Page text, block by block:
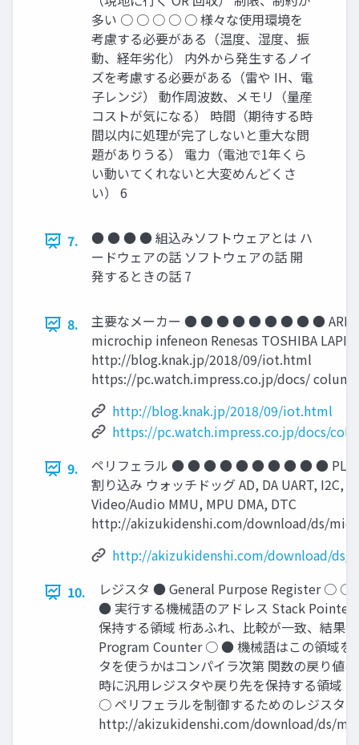
多い ○ ○ ○ ○ ○ 様々な使用環境を
考慮する必要がある（温度、湿度、振
動、経年劣化） 内外から発生するノイ
ズを考慮する必要がある（雷や IH、電
子レンジ） 動作周波数、メモリ（量産
コストが気になる） 時間（期待する時
間以内に処理が完了しないと重大な問
題がありうる） 電力（電池で1年くら
い動いてくれないと大変めんどくさ
い） 6
7.
● ● ● ● 組込みソフトウェアとは ハ
ードウェアの話 ソフトウェアの話 開
発するときの話 7
8.
主要なメーカー ● ● ● ● ● ● ● ● ● ARM
microchip infeneon Renesas TOSHIBA LAPIS
http://blog.knak.jp/2018/09/iot.html
https://pc.watch.impress.co.jp/docs/
http://blog.knak.jp/2018/09/iot.html
https://pc.watch.impress.co.jp/docs/
9.
ペリフェラル ● ● ● ● ● ● ● ● ● ● PLL
割り込み ウォッチドッグ AD, DA UART, I2C,
Video/Audio MMU, MPU DMA, DTC
http://akizukidenshi.com/download/ds/
http://akizukidenshi.com/download/ds/
10.
レジスタ ● General Purpose Register ○
● 実行する機械語のアドレス Stack
保持する領域 桁あふれ、比較が一致、結果
Program Counter ○ ● 機械語はこの領域を
タを使うかはコンパイラ次第 関数の戻り値
時に汎用レジスタや戻り先を保持する領域
○ ペリフェラルを制御するためのレジスタ
http://akizukidenshi.com/download/ds/